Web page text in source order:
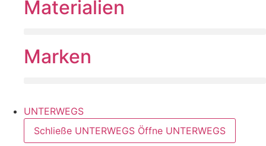
Materialien
Marken
UNTERWEGS
Schließe UNTERWEGS Öffne UNTERWEGS